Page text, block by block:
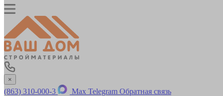
×
(863) 310-000-3 Max Telegram Обратная связь